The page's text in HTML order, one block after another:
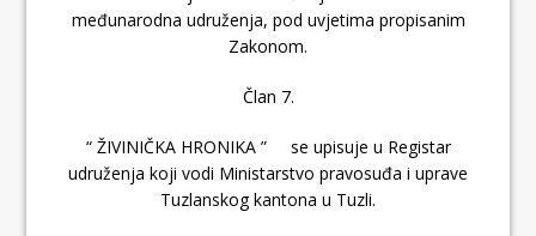
međunarodna udruženja, pod uvjetima propisanim
Zakonom.
Član 7.
“ ŽIVINIČKA HRONIKA ” se upisuje u Registar
udruženja koji vodi Ministarstvo pravosuđa i uprave
Tuzlanskog kantona u Tuzli.